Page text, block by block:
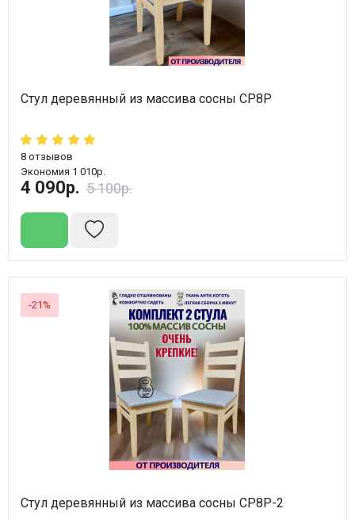
Стул деревянный из массива сосны СР8Р
8 отзывов
Экономия 1 010р.
4 090р. 5 100р.
-21%
Стул деревянный из массива сосны СР8Р-2